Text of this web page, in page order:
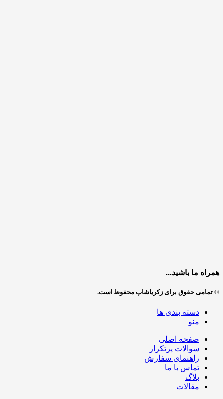
همراه ما باشید...
© تمامی حقوق برای زکریاشاپ محفوظ است.
دسته بندی ها
منو
صفحه اصلی
سوالات پرتکرار
راهنمای سفارش
تماس با ما
بلاگ
مقالات